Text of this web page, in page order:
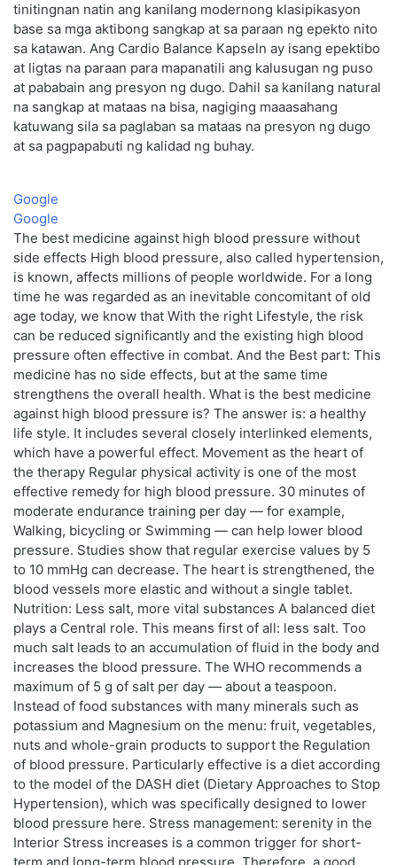
tinitingnan natin ang kanilang modernong klasipikasyon
base sa mga aktibong sangkap at sa paraan ng epekto nito
sa katawan. Ang Cardio Balance Kapseln ay isang epektibo
at ligtas na paraan para mapanatili ang kalusugan ng puso
at pababain ang presyon ng dugo. Dahil sa kanilang natural
na sangkap at mataas na bisa, nagiging maaasahang
katuwang sila sa paglaban sa mataas na presyon ng dugo
at sa pagpapabuti ng kalidad ng buhay.
Google
Google
The best medicine against high blood pressure without
side effects High blood pressure, also called hypertension,
is known, affects millions of people worldwide. For a long
time he was regarded as an inevitable concomitant of old
age today, we know that With the right Lifestyle, the risk
can be reduced significantly and the existing high blood
pressure often effective in combat. And the Best part: This
medicine has no side effects, but at the same time
strengthens the overall health. What is the best medicine
against high blood pressure is? The answer is: a healthy
life style. It includes several closely interlinked elements,
which have a powerful effect. Movement as the heart of
the therapy Regular physical activity is one of the most
effective remedy for high blood pressure. 30 minutes of
moderate endurance training per day — for example,
Walking, bicycling or Swimming — can help lower blood
pressure. Studies show that regular exercise values by 5
to 10 mmHg can decrease. The heart is strengthened, the
blood vessels more elastic and without a single tablet.
Nutrition: Less salt, more vital substances A balanced diet
plays a Central role. This means first of all: less salt. Too
much salt leads to an accumulation of fluid in the body and
increases the blood pressure. The WHO recommends a
maximum of 5 g of salt per day — about a teaspoon.
Instead of food substances with many minerals such as
potassium and Magnesium on the menu: fruit, vegetables,
nuts and whole-grain products to support the Regulation
of blood pressure. Particularly effective is a diet according
to the model of the DASH diet (Dietary Approaches to Stop
Hypertension), which was specifically designed to lower
blood pressure here. Stress management: serenity in the
Interior Stress increases is a common trigger for short-